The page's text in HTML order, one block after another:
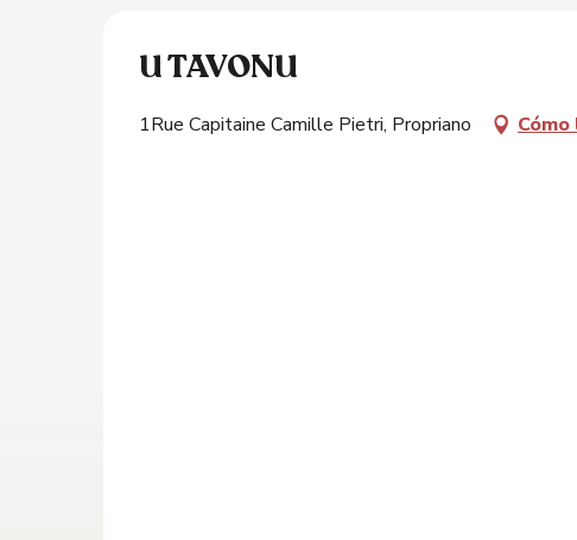
U TAVONU
1Rue Capitaine Camille Pietri, Propriano